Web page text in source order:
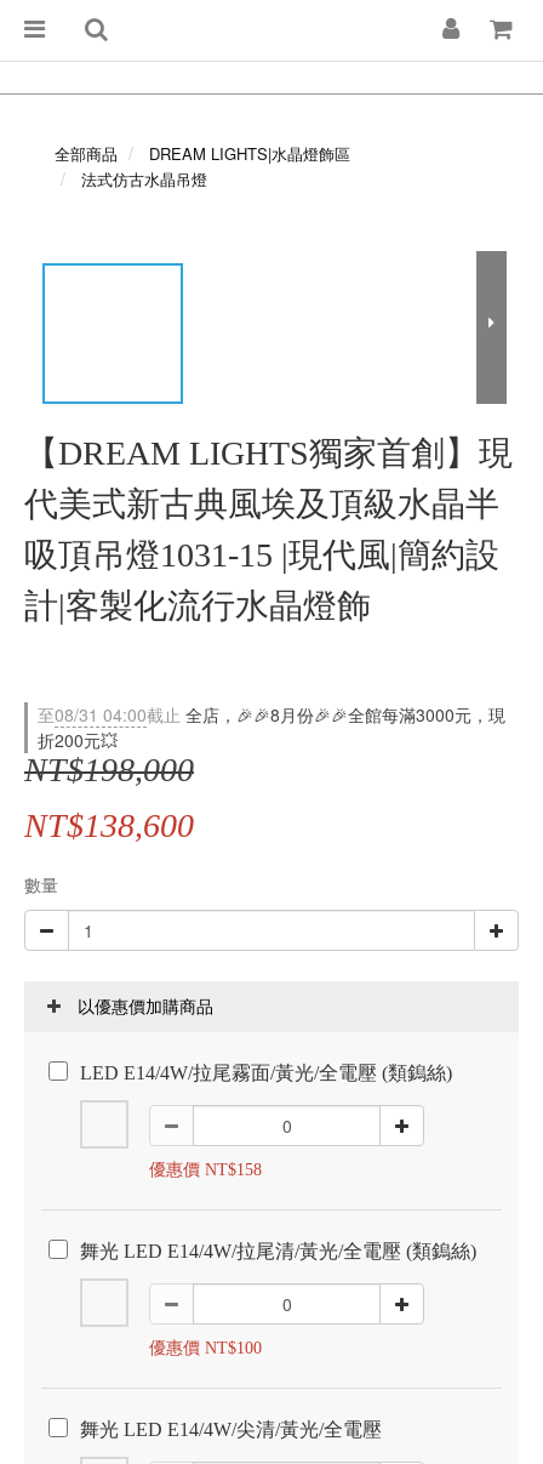
全部商品
DREAM LIGHTS|水晶燈飾區
法式仿古水晶吊燈
【DREAM LIGHTS獨家首創】現
代美式新古典風埃及頂級水晶半
吸頂吊燈1031-15 |現代風|簡約設
計|客製化流行水晶燈飾
至08/31 04:00截止 全店，🎉🎉8月份🎉🎉全館每滿3000元，現
折200元💥
NT$198,000
NT$138,600
數量
以優惠價加購商品
LED E14/4W/拉尾霧面/黃光/全電壓 (類鎢絲)
優惠價 NT$158
舞光 LED E14/4W/拉尾清/黃光/全電壓 (類鎢絲)
優惠價 NT$100
舞光 LED E14/4W/尖清/黃光/全電壓